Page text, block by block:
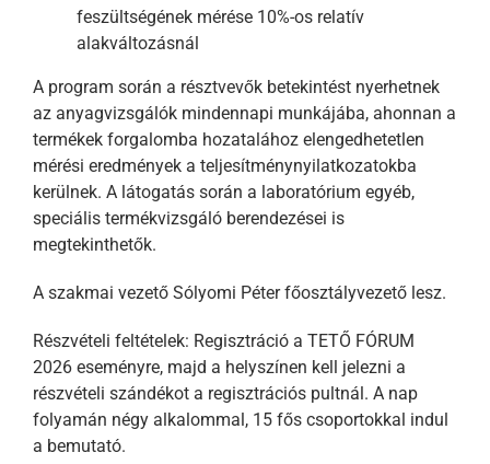
feszültségének mérése 10%-os relatív
alakváltozásnál
A program során a résztvevők betekintést nyerhetnek
az anyagvizsgálók mindennapi munkájába, ahonnan a
termékek forgalomba hozatalához elengedhetetlen
mérési eredmények a teljesítménynyilatkozatokba
kerülnek. A látogatás során a laboratórium egyéb,
speciális termékvizsgáló berendezései is
megtekinthetők.
A szakmai vezető Sólyomi Péter főosztályvezető lesz.
Részvételi feltételek: Regisztráció a TETŐ FÓRUM
2026 eseményre, majd a helyszínen kell jelezni a
részvételi szándékot a regisztrációs pultnál. A nap
folyamán négy alkalommal, 15 fős csoportokkal indul
a bemutató.